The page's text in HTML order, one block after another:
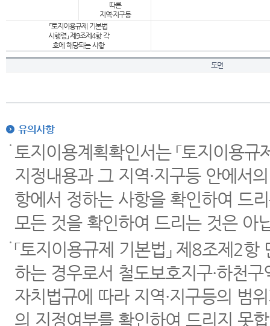
따른
지역·지구등
「토지이용규제 기본법
시행령」 제9조제4항 각
호에 해당되는 사항
도면
유의사항
토지이용계획확인서는 「토지이용
지정내용과 그 지역·지구등 안에서
항에서 정하는 사항을 확인하여 드
모든 것을 확인하여 드리는 것은 아
「토지이용규제 기본법」 제8조제2
하는 경우로서 철도보호지구·하천
자치법규에 따라 지역·지구등의 범
의 지정여부를 확인하여 드리지 못